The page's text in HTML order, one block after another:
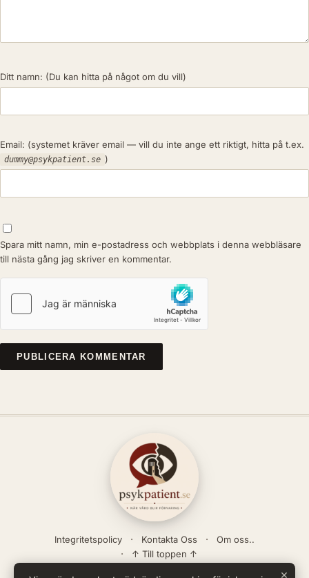
Ditt namn: (Du kan hitta på något om du vill)
Email: (systemet kräver email — vill du inte ange ett riktigt, hitta på t.ex.
dummy@psykpatient.se )
Spara mitt namn, min e-postadress och webbplats i denna webbläsare
till nästa gång jag skriver en kommentar.
Integritetspolicy Kontakta Oss
Om oss..
↑ Till toppen ↑
×